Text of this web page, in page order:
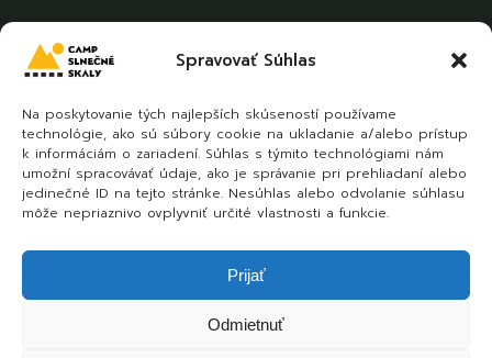
Spravovať Súhlas
Na poskytovanie tých najlepších skúseností používame
technológie, ako sú súbory cookie na ukladanie a/alebo prístup
k informáciám o zariadení. Súhlas s týmito technológiami nám
umožní spracovávať údaje, ako je správanie pri prehliadaní alebo
jedinečné ID na tejto stránke. Nesúhlas alebo odvolanie súhlasu
môže nepriaznivo ovplyvniť určité vlastnosti a funkcie.
Prijať
Odmietnuť
Sledujte nás
Zásady používania súborov cookie